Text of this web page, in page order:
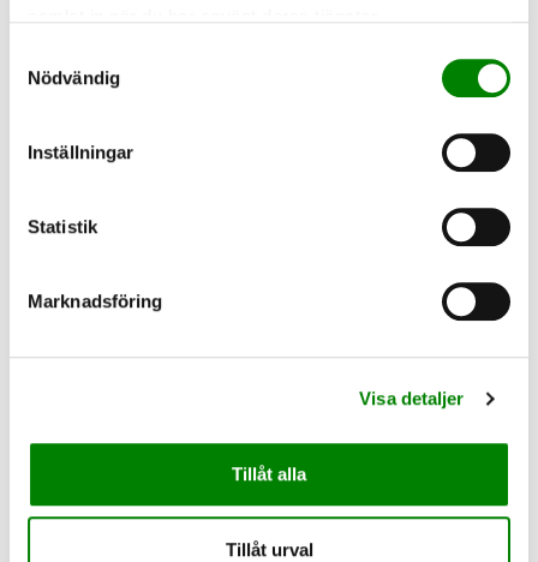
Nödvändig
Inställningar
Statistik
Marknadsföring
Visa detaljer
Tillåt alla
Tillåt urval